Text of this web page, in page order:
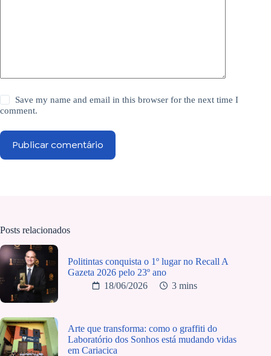
Save my name and email in this browser for the next time I
comment.
Publicar comentário
Posts relacionados
Politintas conquista o 1º lugar no Recall A
Gazeta 2026 pelo 23º ano
18/06/2026
3 mins
Arte que transforma: como o graffiti do
Laboratório dos Sonhos está mudando vidas
em Cariacica